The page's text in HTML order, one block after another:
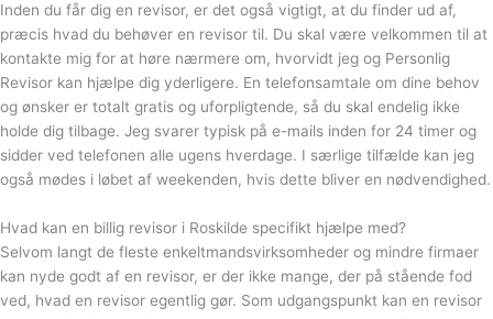
Inden du får dig en revisor, er det også vigtigt, at du finder ud af,
præcis hvad du behøver en revisor til. Du skal være velkommen til at
kontakte mig for at høre nærmere om, hvorvidt jeg og Personlig
Revisor kan hjælpe dig yderligere. En telefonsamtale om dine behov
og ønsker er totalt gratis og uforpligtende, så du skal endelig ikke
holde dig tilbage. Jeg svarer typisk på e-mails inden for 24 timer og
sidder ved telefonen alle ugens hverdage. I særlige tilfælde kan jeg
også mødes i løbet af weekenden, hvis dette bliver en nødvendighed.
Hvad kan en billig revisor i Roskilde specifikt hjælpe med?
Selvom langt de fleste enkeltmandsvirksomheder og mindre firmaer
kan nyde godt af en revisor, er der ikke mange, der på stående fod
ved, hvad en revisor egentlig gør. Som udgangspunkt kan en revisor